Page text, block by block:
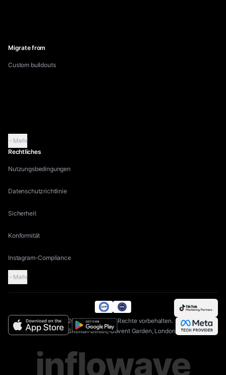
Migrate from
Custom buildouts
Mehr
Rechtliches
Nutzungsbedingungen
Datenschutzrichtlinie
Sicherheit
Konformität
Instagram-Compliance
Mehr
©2026Inflowave.Alle Rechte vorbehalten.
AIAGS Ltd | 71-75 Shelton Street, Covent Garden, London, WC2H 9JQ
inflowave